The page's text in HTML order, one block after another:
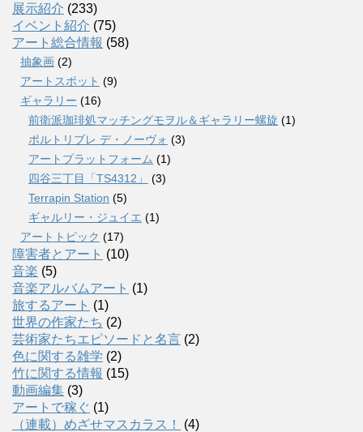
展示紹介 (233)
イベント紹介 (75)
アート総合情報 (58)
抽象画 (2)
アートスポット (9)
ギャラリー (16)
前衛派珈琲処マッチングモヲル＆ギャラリー螺旋 (1)
ポルトリブレ デ・ノーヴォ (3)
アートプラットフォーム (1)
四谷三丁目「TS4312」
(3)
Terrapin Station (5)
ギャルリー・ジュイエ (1)
アートトピック (17)
障害者とアート (10)
音楽 (5)
音楽アルバムアート (1)
旅するアート (1)
世界の作家たち (2)
芸術家たちエピソードと名言 (2)
色に関する雑学 (2)
竹に関する情報 (15)
動画編集 (3)
アートで稼ぐ (1)
（連載）めざせマスカラス！
(4)